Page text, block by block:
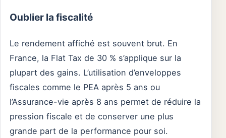
Oublier la fiscalité
Le rendement affiché est souvent brut. En
France, la Flat Tax de 30 % s’applique sur la
plupart des gains. L’utilisation d’enveloppes
fiscales comme le PEA après 5 ans ou
l’Assurance-vie après 8 ans permet de réduire la
pression fiscale et de conserver une plus
grande part de la performance pour soi.